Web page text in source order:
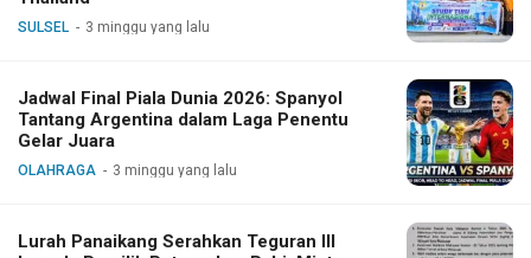
SULSEL 3 minggu yang lalu
Jadwal Final Piala Dunia 2026: Spanyol
Tantang Argentina dalam Laga Penentu
Gelar Juara
OLAHRAGA 3 minggu yang lalu
Lurah Panaikang Serahkan Teguran III